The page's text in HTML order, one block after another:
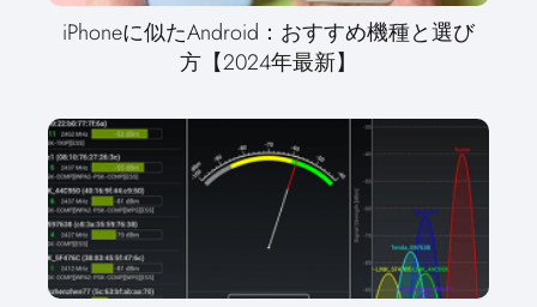
iPhoneに似たAndroid：おすすめ機種と選び
方【2024年最新】